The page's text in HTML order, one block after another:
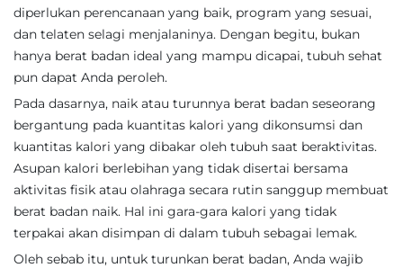
diperlukan perencanaan yang baik, program yang sesuai,
dan telaten selagi menjalaninya. Dengan begitu, bukan
hanya berat badan ideal yang mampu dicapai, tubuh sehat
pun dapat Anda peroleh.
Pada dasarnya, naik atau turunnya berat badan seseorang
bergantung pada kuantitas kalori yang dikonsumsi dan
kuantitas kalori yang dibakar oleh tubuh saat beraktivitas.
Asupan kalori berlebihan yang tidak disertai bersama
aktivitas fisik atau olahraga secara rutin sanggup membuat
berat badan naik. Hal ini gara-gara kalori yang tidak
terpakai akan disimpan di dalam tubuh sebagai lemak.
Oleh sebab itu, untuk turunkan berat badan, Anda wajib